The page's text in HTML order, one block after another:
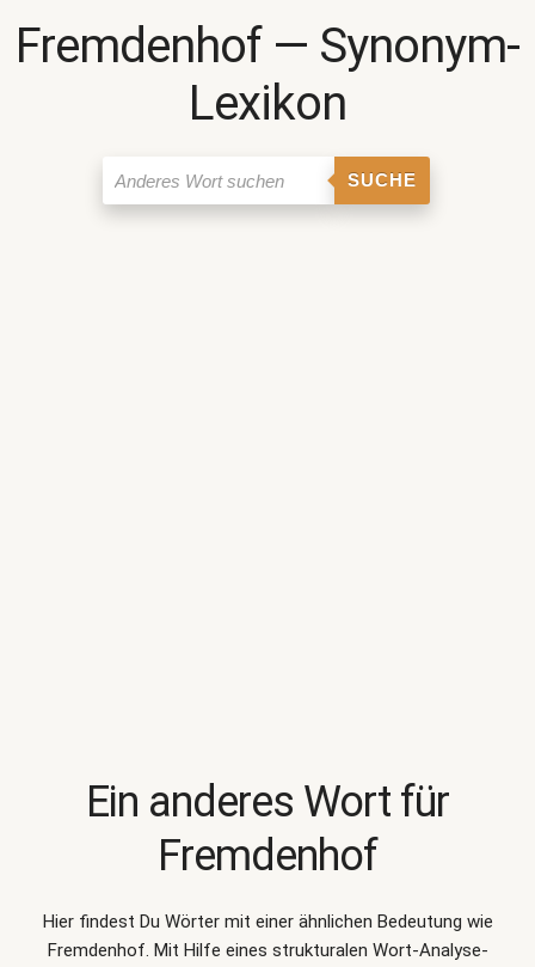
Fremdenhof ― Synonym-
Lexikon
SUCHE
Ein anderes Wort für
Fremdenhof
Hier findest Du Wörter mit einer ähnlichen Bedeutung wie
Fremdenhof. Mit Hilfe eines strukturalen Wort-Analyse-